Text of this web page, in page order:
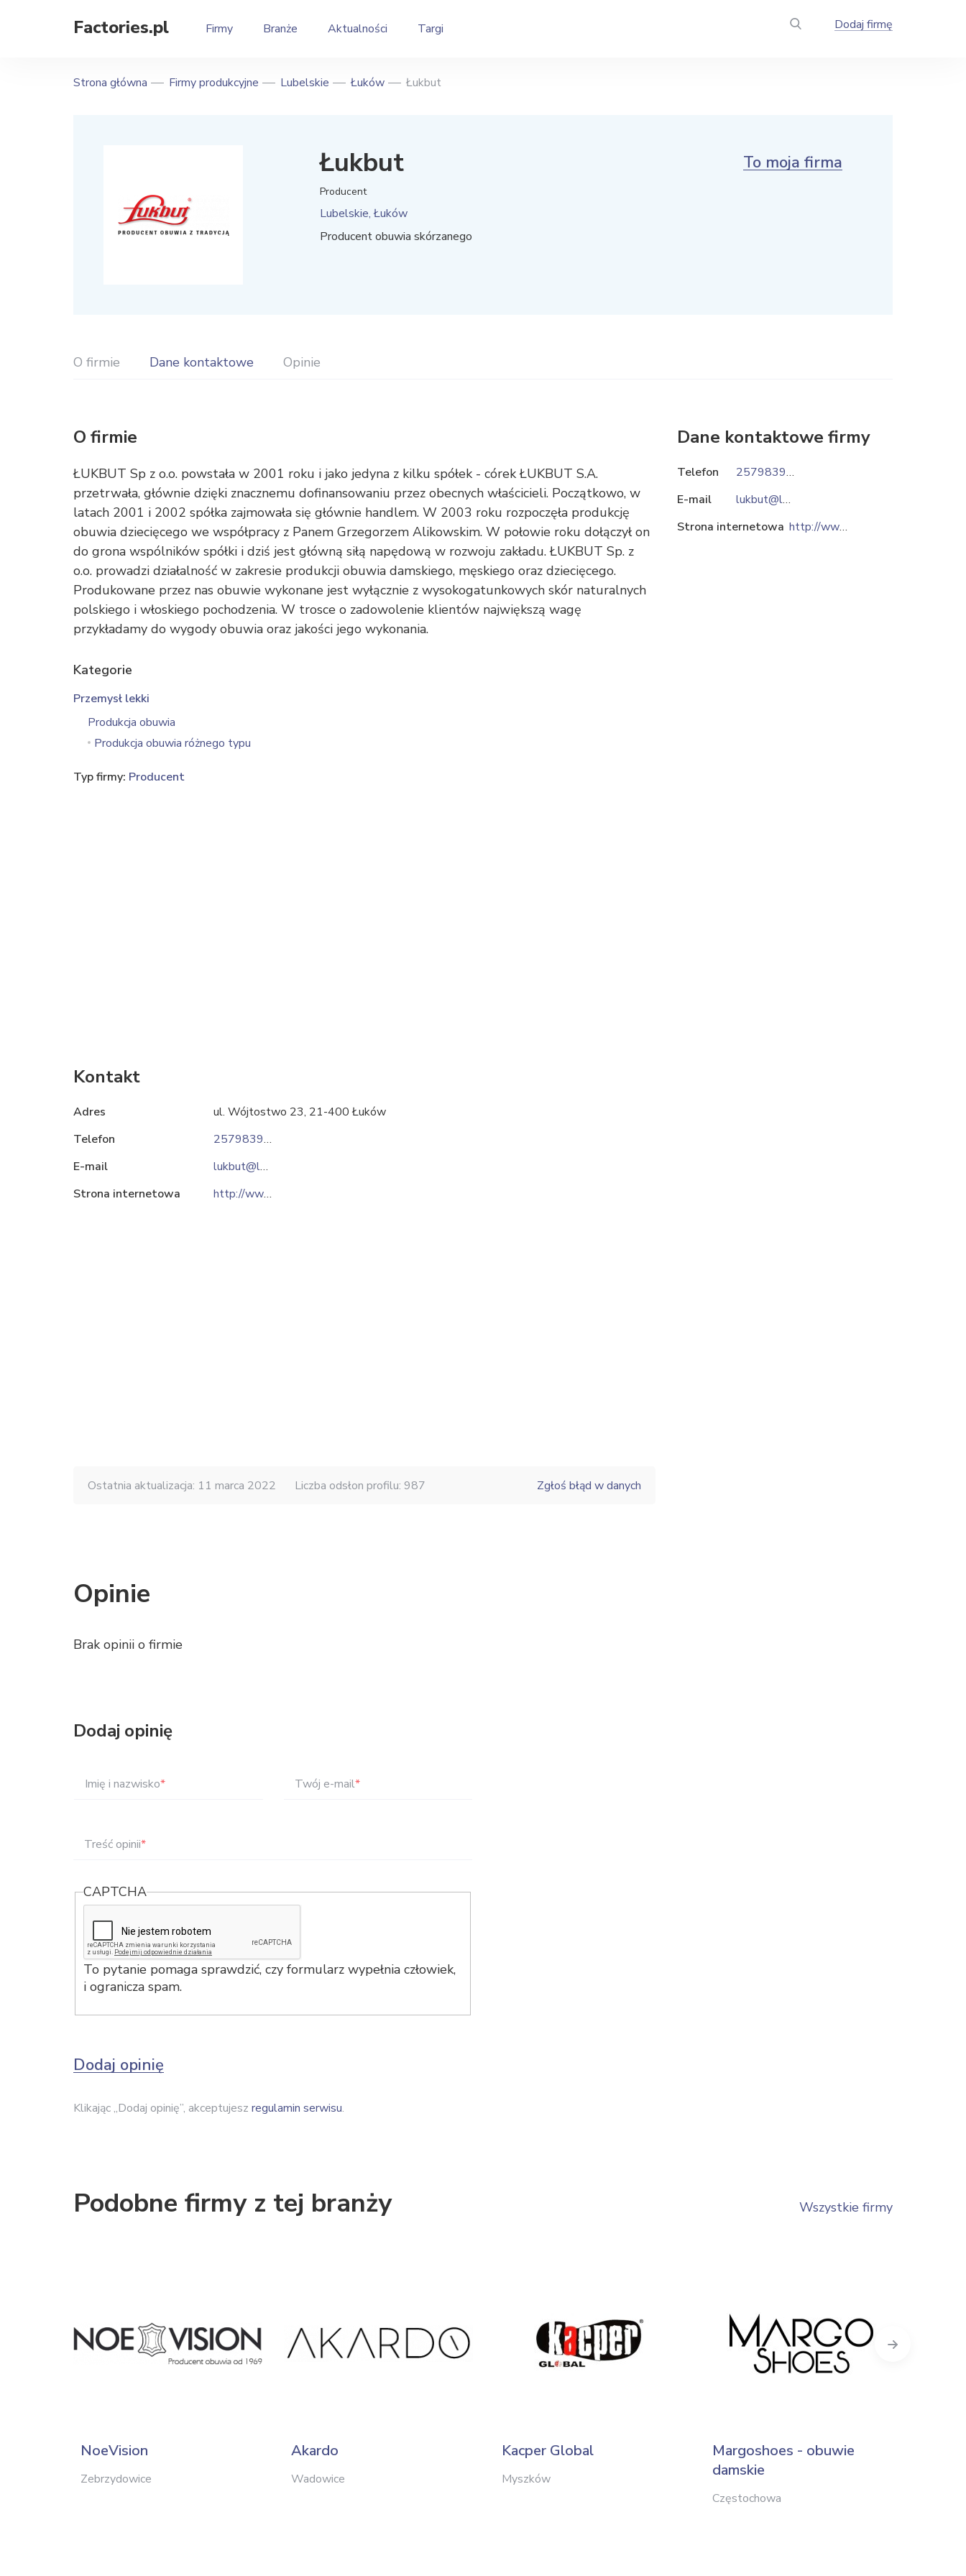
Factories.pl Firmy Branże Aktualności Targi Dodaj firmę
Strona główna Firmy produkcyjne Lubelskie Łuków Łukbut
Łukbut
Producent
Lubelskie, Łuków
Producent obuwia skórzanego
To moja firma
O firmie Dane kontaktowe Opinie
O firmie
ŁUKBUT Sp z o.o. powstała w 2001 roku i jako jedyna z kilku spółek - córek ŁUKBUT S.A.
przetrwała, głównie dzięki znacznemu dofinansowaniu przez obecnych właścicieli. Początkowo, w
latach 2001 i 2002 spółka zajmowała się głównie handlem. W 2003 roku rozpoczęła produkcję
obuwia dziecięcego we współpracy z Panem Grzegorzem Alikowskim. W połowie roku dołączył on
do grona wspólników spółki i dziś jest główną siłą napędową w rozwoju zakładu. ŁUKBUT Sp. z
o.o. prowadzi działalność w zakresie produkcji obuwia damskiego, męskiego oraz dziecięcego.
Produkowane przez nas obuwie wykonane jest wyłącznie z wysokogatunkowych skór naturalnych
polskiego i włoskiego pochodzenia. W trosce o zadowolenie klientów największą wagę
przykładamy do wygody obuwia oraz jakości jego wykonania.
Kategorie
Przemysł lekki
Produkcja obuwia
Produkcja obuwia różnego typu
Typ firmy: Producent
Kontakt
Adres
ul. Wójtostwo 23, 21-400 Łuków
Telefon
257983900
E-mail
lukbut@lukbut.eu
Strona internetowa
http://www.lukbut.eu
Ostatnia aktualizacja: 11 marca 2022 Liczba odsłon profilu: 987 Zgłoś błąd w danych
Opinie
Brak opinii o firmie
Dodaj opinię
Imię i nazwisko* Twój e-mail*
Treść opinii*
CAPTCHA
To pytanie pomaga sprawdzić, czy formularz wypełnia człowiek,
i ogranicza spam.
Dodaj opinię
Klikając „Dodaj opinię”, akceptujesz regulamin serwisu.
Dane kontaktowe firmy
Telefon
257983900
E-mail
lukbut@lukbut.eu
Strona internetowa
http://www.lukbut.eu
Podobne firmy z tej branży Wszystkie firmy
NoeVision
Zebrzydowice
Akardo
Wadowice
Kacper Global
Myszków
Margoshoes - obuwie
damskie
Częstochowa